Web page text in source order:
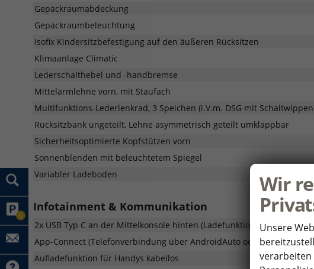
0
Gepäckraumabdeckung
Gepäckraumbeleuchtung
Isofix Kindersitzbefestigung auf den äußeren Rücksitzen
Klimaanlage Climatic
Lederschalthebel und -handbremse
Mittelarmlehne vorn, mit Staufach
Multifunktions-Lederlenkrad, 3 Speichen (i.V.m. DSG mit
Rücksitzbank ungeteilt, Lehne asymmetrisch geteilt umklappbar
Sicherheitsoptimierte Kopfstützen vorn
Sonnenblenden mit beleuchtetem Spiegel
Variabler Ladeboden
Infotainment & Kommunikation
2x USB Typ C an der Mittelkonsole hinten (Ladefunktion)
App-Connect (Telefonverbindung über AndroidAuto oder Apple
Aufladefunktion für Handys kabellos
Wir
Unsere
verarbeiten